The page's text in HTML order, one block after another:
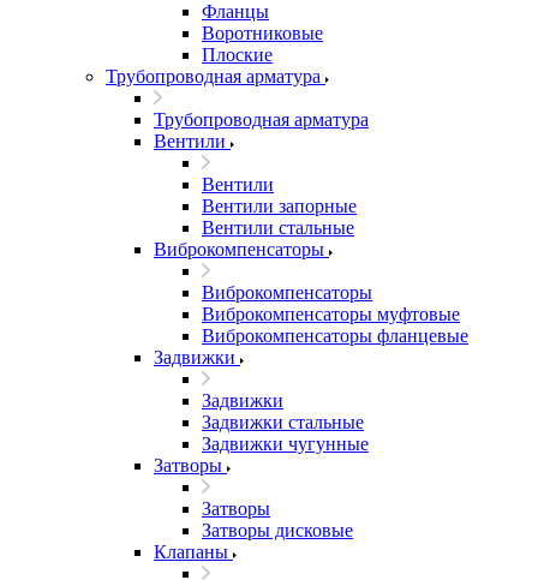
Фланцы
Воротниковые
Плоские
Трубопроводная арматура
Трубопроводная арматура
Вентили
Вентили
Вентили запорные
Вентили стальные
Виброкомпенсаторы
Виброкомпенсаторы
Виброкомпенсаторы муфтовые
Виброкомпенсаторы фланцевые
Задвижки
Задвижки
Задвижки стальные
Задвижки чугунные
Затворы
Затворы
Затворы дисковые
Клапаны